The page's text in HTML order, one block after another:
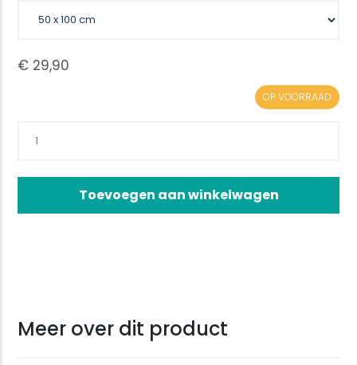
OP VOORRAAD
Toevoegen aan winkelwagen
Meer over dit product